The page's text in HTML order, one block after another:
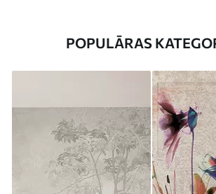
POPULĀRAS